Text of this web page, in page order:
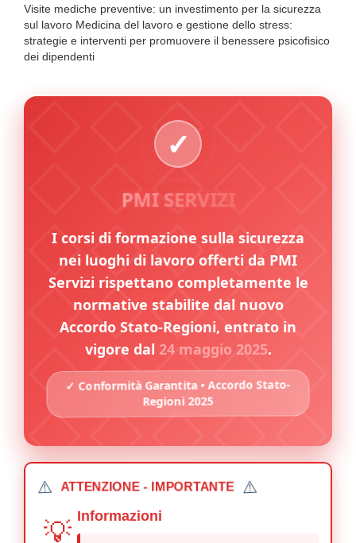
Visite mediche preventive: un investimento per la sicurezza
sul lavoro Medicina del lavoro e gestione dello stress:
strategie e interventi per promuovere il benessere psicofisico
dei dipendenti
PMI SERVIZI
I corsi di formazione sulla sicurezza
nei luoghi di lavoro offerti da PMI
Servizi rispettano completamente le
normative stabilite dal nuovo
Accordo Stato-Regioni, entrato in
vigore dal 24 maggio 2025.
✓ Conformità Garantita • Accordo Stato-
Regioni 2025
⚠️ ATTENZIONE - IMPORTANTE ⚠️
💡 Informazioni